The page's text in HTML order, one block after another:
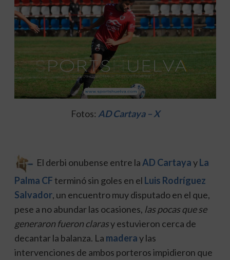
Fotos: AD Cartaya – X
El derbi onubense entre laAD CartayayLa
Palma CF terminó sin goles en el Luis Rodríguez
Salvador, un encuentro muy disputado en el que,
pese a no abundar las ocasiones, las pocas que se
generaron fueron clarasy estuvieron cerca de
decantar la balanza. La maderay las
intervenciones de ambos porteros impidieron que